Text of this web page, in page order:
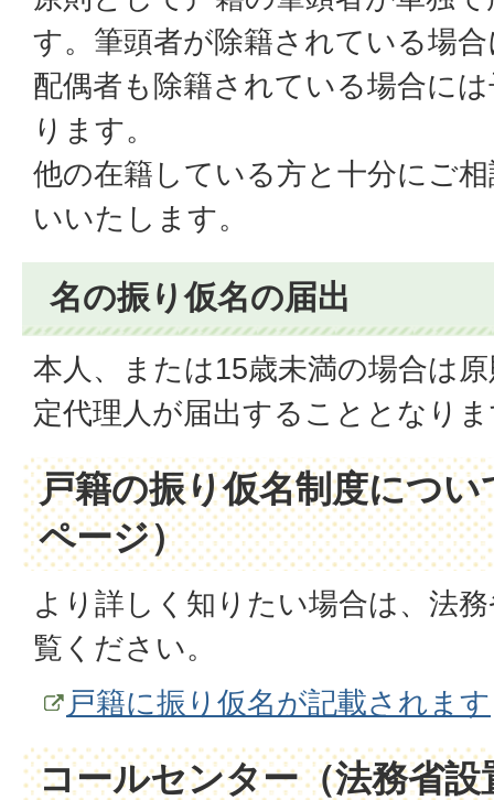
す。筆頭者が除籍されている場
配偶者も除籍されている場合に
ります。
他の在籍している方と十分にご
いいたします。
名の振り仮名の届出
本人、または15歳未満の場合は
定代理人が届出することとなり
戸籍の振り仮名制度につ
ページ）
より詳しく知りたい場合は、法
覧ください。
戸籍に振り仮名が記載されます
コールセンター（法務省設